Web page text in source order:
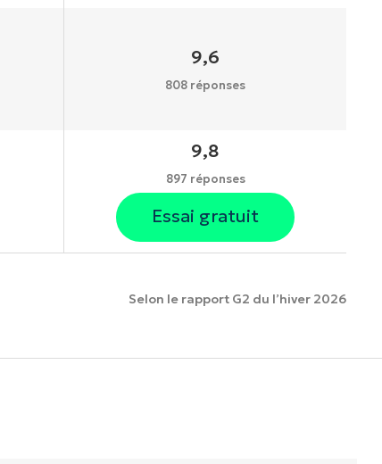
9,6
808 réponses
9,8
897 réponses
Essai gratuit
Selon le rapport G2 du l’hiver 2026